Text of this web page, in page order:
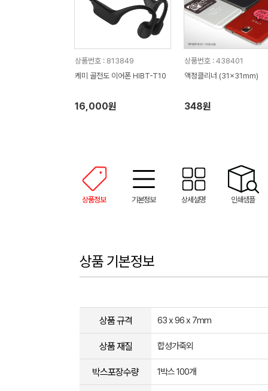
상품번호 : 813849
케미 골전도 이어폰 HIBT-T10
16,000원
상품번호 : 438401
액정클리너 (31x31mm)
348원
상품정보 기본정보 상세설명 인쇄샘플
상품 기본정보
상품 규격 63 x 96 x 7mm
상품 재질 합성가죽외
박스포장수량 1박스 100개